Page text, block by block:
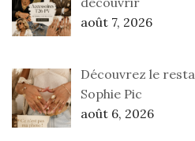
août 7, 2026
Découvrez le
Sophie Pic
août 6, 2026